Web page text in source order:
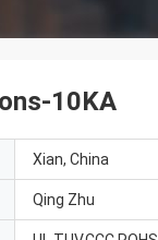
10KA
Xian, China
Qing Zhu